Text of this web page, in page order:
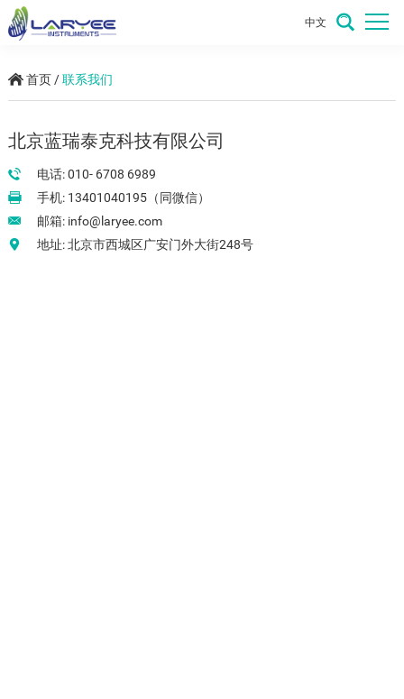
中文
首页 /联系我们
北京蓝瑞泰克科技有限公司
电话: 010- 6708 6989
手机: 13401040195（同微信）
邮箱: info@laryee.com
地址: 北京市西城区广安门外大街248号